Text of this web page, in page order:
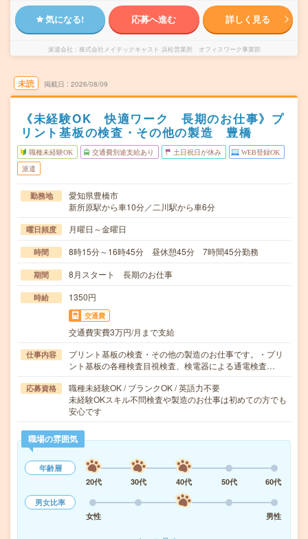
気になる! 応募へ進む 詳しく見る
派遣会社 株式会社メイテックキャスト 浜松営業所 オフィスワーク事業部
未読 掲載日 2026/08/09
《未経験OK 快適ワーク 長期のお仕事》プ
リント基板の検査・その他の製造 豊橋
職種未経験OK 交通費別途支給あり 土日祝日が休み WEB登録OK
派遣
勤務地
愛知県豊橋市
新所原駅から車10分／二川駅から車6分
曜日頻度 月曜日～金曜日
時間 8時15分～16時45分 昼休憩45分 7時間45分勤務
期間 8月スタート 長期のお仕事
時給 1350円
交通費
交通費実費3万円/月まで支給
仕事内容
プリント基板の検査・その他の製造のお仕事です。・プリ
ント基板の各種検査目視検査、検電器による通電検査…
応募資格
職種未経験OK / ブランクOK / 英語力不要
未経験OKスキル不問検査や製造のお仕事は初めての方でも
安心です
職場の雰囲気
年齢層
20代
30代 40代 50代
60代
男女比率
女性
男性